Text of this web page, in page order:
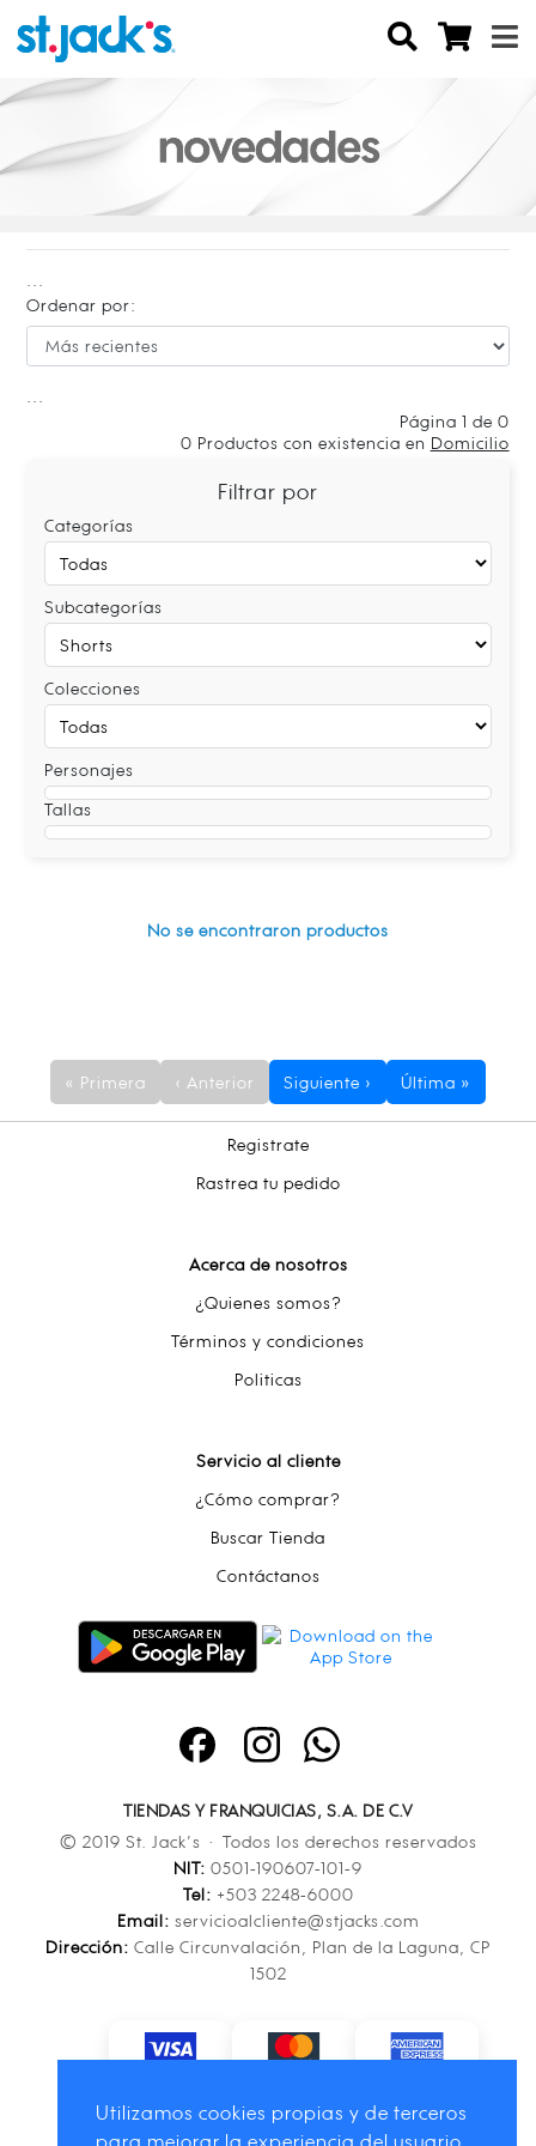
Utilizamos cookies propias y de terceros
Ordenar por:
Página 1 de 0
0 Productos con existencia en Domicilio
Filtrar por
Categorías
Subcategorías
Colecciones
Personajes
Tallas
No se encontraron productos
« Primera ‹ Anterior Siguiente › Última »
Registrate
Rastrea tu pedido
Acerca de nosotros
¿Quienes somos?
Términos y condiciones
Politicas
Servicio al cliente
¿Cómo comprar?
Buscar Tienda
Contáctanos
TIENDAS Y FRANQUICIAS, S.A. DE C.V
© 2019 St. Jack’s · Todos los derechos reservados
NIT: 0501-190607-101-9
Tel: +503 2248-6000
Email: servicioalcliente@stjacks.com
Dirección: Calle Circunvalación, Plan de la Laguna, CP
1502